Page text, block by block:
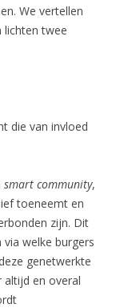
We vertellen
lichten twee
die van invloed
smart community,
toeneemt en
zijn. Dit
welke burgers
genetwerkte
altijd en overal